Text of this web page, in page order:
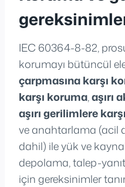
IEC 60364-8-82,
korumayı bütüncül
çarpmasına karşı
karşı koruma,aşırı
aşırı gerilimlere
ve anahtarlama
dahil) ile yük ve
depolama, talep-
için gereksinimler